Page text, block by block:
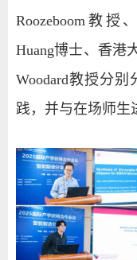
Roozeboom 教授
Huang博士、香港
Woodard教授分别
践，并与在场师生